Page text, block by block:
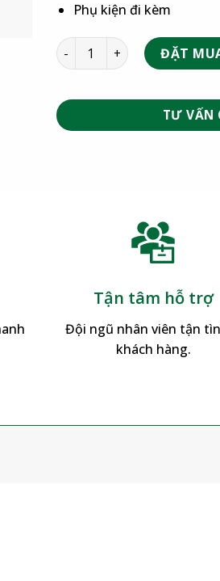
Phụ kiện đi kèm
ĐẶT
TƯ VẤN
Tận tâm hỗ trợ
Đội ngũ nhân viên tận
khách hàng.